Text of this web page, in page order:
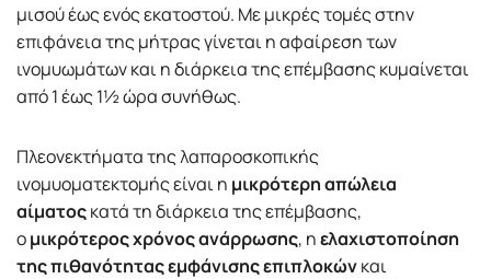
μισού έως ενός εκατοστού. Με μικρές τομές στην
επιφάνεια της μήτρας γίνεται η αφαίρεση των
ινομυωμάτων και η διάρκεια της επέμβασης κυμαίνεται
από 1 έως 1½ ώρα συνήθως.
Πλεονεκτήματα της λαπαροσκοπικής
ινομυοματεκτομής είναι η μικρότερη απώλεια
αίματοςκατά τη διάρκεια της επέμβασης,
ομικρότερος χρόνος ανάρρωσης, ηελαχιστοποίηση
της πιθανότητας εμφάνισης επιπλοκώνκαι